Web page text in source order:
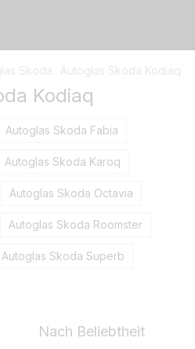
Skoda Autoglas Skoda Kodiaq
Kodiaq
Autoglas Skoda Fabia
Autoglas Skoda Karoq
Autoglas Skoda Octavia
Autoglas Skoda Roomster
Autoglas Skoda Superb
Nach Beliebtheit